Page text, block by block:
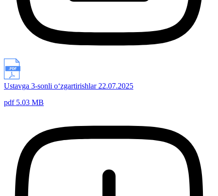
Ustavga 3-sonli o‘zgartirishlar 22.07.2025
pdf 5.03 MB